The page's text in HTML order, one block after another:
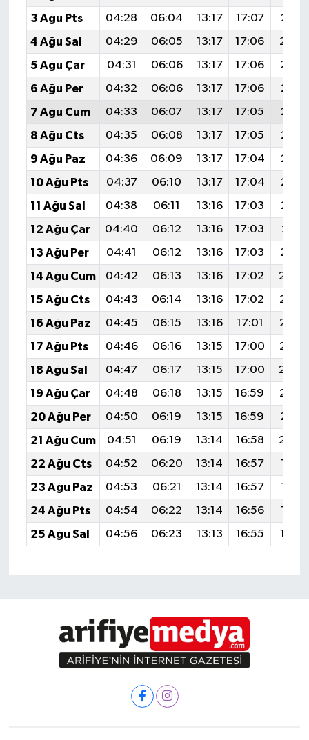
3 Ağu Pts
04:28 06:04 13:17 17:07
20:21
4 Ağu Sal
04:29 06:05 13:17 17:06
5 Ağu Çar
04:31 06:06 13:17 17:06
6 Ağu Per
04:32 06:06 13:17 17:06
20:18
7 Ağu Cum
04:33 06:07 13:17 17:05
20:17
8 Ağu Cts
04:35 06:08 13:17 17:05
20:16
9 Ağu Paz
04:36 06:09 13:17 17:04
20:15
10 Ağu Pts
04:37 06:10 13:17 17:04
20:13
11 Ağu Sal
04:38 06:11 13:16 17:03
20:12
12 Ağu Çar
04:40 06:12 13:16 17:03
20:11
13 Ağu Per
04:41 06:12 13:16 17:03
14 Ağu Cum
04:42 06:13 13:16 17:02
15 Ağu Cts
04:43 06:14 13:16 17:02
16 Ağu Paz
04:45 06:15 13:16 17:01
17 Ağu Pts
04:46 06:16 13:15 17:00
18 Ağu Sal
04:47 06:17 13:15 17:00
19 Ağu Çar
04:48 06:18 13:15 16:59
20 Ağu Per
04:50 06:19 13:15 16:59
21 Ağu Cum
04:51 06:19 13:14 16:58
22 Ağu Cts
04:52 06:20 13:14 16:57
19:58
23 Ağu Paz
04:53 06:21 13:14 16:57
19:57
24 Ağu Pts
04:54 06:22 13:14 16:56
19:55
25 Ağu Sal
04:56 06:23 13:13 16:55